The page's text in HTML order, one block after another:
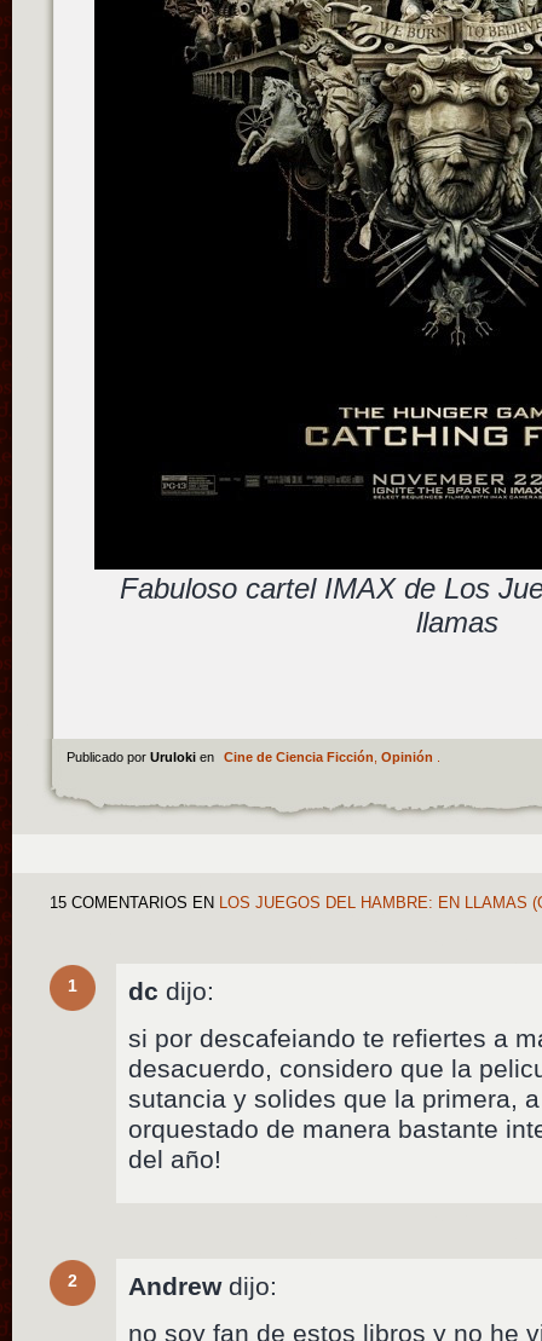
Fabuloso cartel IMAX de Los
llamas
Publicado por Uruloki en Cine de Ciencia Ficción Opinión
15 COMENTARIOS EN LOS JUEGOS DEL HAMBRE: EN LLAMAS
1 dc dijo:
si por descafeiando te refiertes a
desacuerdo, considero que la
sutancia y solides que la primera,
orquestado de manera bastante
del año!
2 Andrewdijo:
no soy fan de estos libros y no he